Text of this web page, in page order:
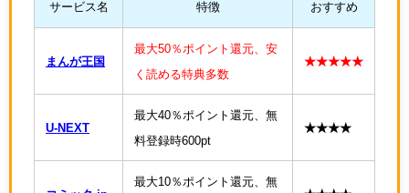
サービス名 特徴 おすすめ
まんが王国
最大50％ポイント還元、安
く読める特典多数
★★★★★
U-NEXT
最大40％ポイント還元、無
料登録時600pt
★★★★
最大10％ポイント還元、無